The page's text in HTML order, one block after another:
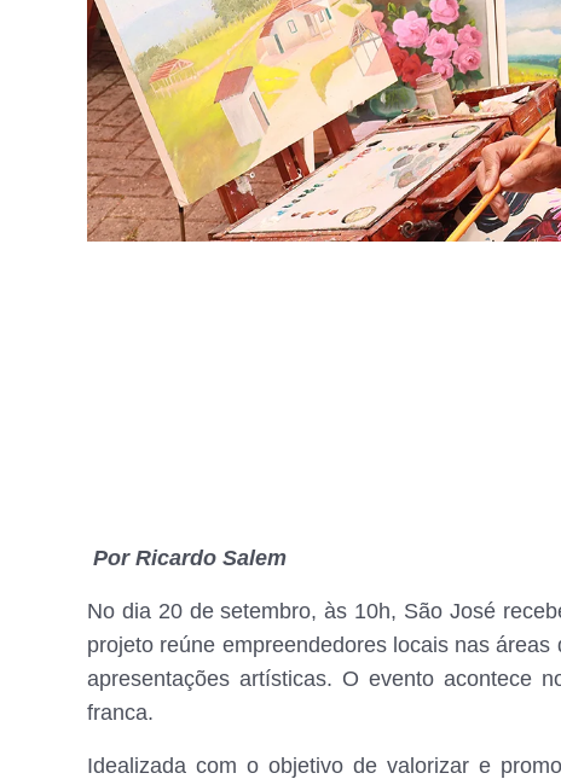
Por Ricardo Salem
No dia 20 de setembro, às 10h, São José
projeto reúne empreendedores locais nas
apresentações artísticas. O evento acontece
franca.
Idealizada com o objetivo de valorizar e